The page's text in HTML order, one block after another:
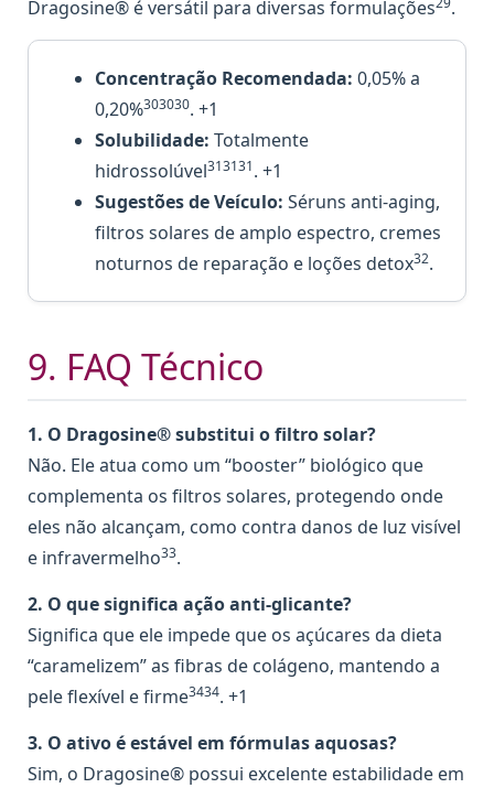
Dragosine® é versátil para diversas formulações
.
Concentração Recomendada: 0,05% a
0,20%303030. +1
Solubilidade: Totalmente
hidrossolúvel313131. +1
Sugestões de Veículo: Séruns anti-aging,
filtros solares de amplo espectro, cremes
noturnos de reparação e loções detox32.
9. FAQ Técnico
1. O Dragosine® substitui o filtro solar?
Não. Ele atua como um “booster” biológico que
complementa os filtros solares, protegendo onde
eles não alcançam, como contra danos de luz visível
e infravermelho33.
2. O que significa ação anti-glicante?
Significa que ele impede que os açúcares da dieta
“caramelizem” as fibras de colágeno, mantendo a
pele flexível e firme3434. +1
3. O ativo é estável em fórmulas aquosas?
Sim, o Dragosine® possui excelente estabilidade em